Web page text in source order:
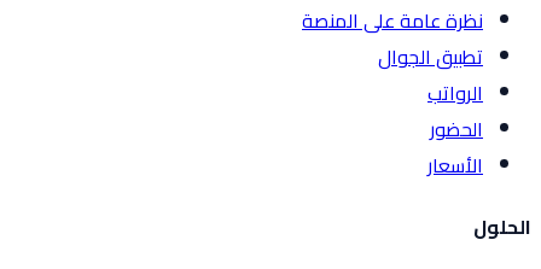
نظرة عامة على المنصة
تطبيق الجوال
الرواتب
الحضور
الأسعار
الحلول